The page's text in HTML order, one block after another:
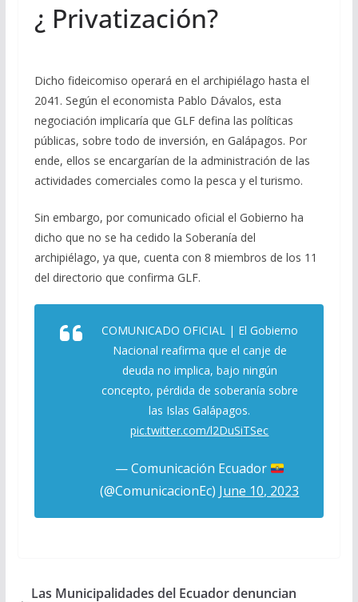
¿ Privatización?
Dicho fideicomiso operará en el archipiélago hasta el
2041. Según el economista Pablo Dávalos, esta
negociación implicaría que GLF defina las políticas
públicas, sobre todo de inversión, en Galápagos. Por
ende, ellos se encargarían de la administración de las
actividades comerciales como la pesca y el turismo.
Sin embargo, por comunicado oficial el Gobierno ha
dicho que no se ha cedido la Soberanía del
archipiélago, ya que, cuenta con 8 miembros de los 11
del directorio que confirma GLF.
COMUNICADO OFICIAL | El Gobierno
Nacional reafirma que el canje de
deuda no implica, bajo ningún
concepto, pérdida de soberanía sobre
las Islas Galápagos.
pic.twitter.com/l2DuSiTSec
— Comunicación Ecuador
(@ComunicacionEc) June 10, 2023
Las Municipalidades del Ecuador denuncian